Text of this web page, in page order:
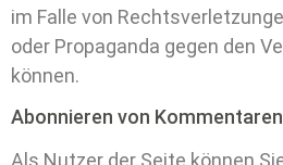
im Falle von
oder Propaganda gegen den
können.
Abonnieren von Kommentaren